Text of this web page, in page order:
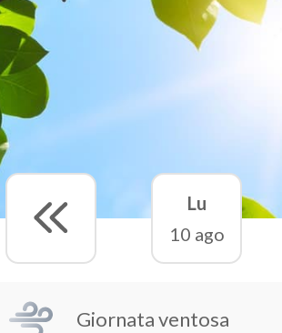
Lu
10 ago
Giornata ventosa